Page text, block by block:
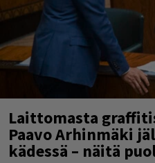
Laittomasta
Paavo Arhinmäki
kädessä – näitä